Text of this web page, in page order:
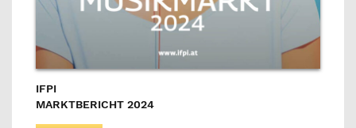
IFPI
MARKTBERICHT 2024